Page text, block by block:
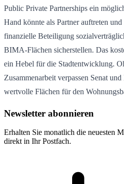
Public Private Partnerships ein
Hand könnte als Partner auftreten
finanzielle Beteiligung
BIMA-Flächen sicherstellen. Das
ein Hebel für die Stadtentwicklung.
Zusammenarbeit verpassen Senat
wertvolle Flächen für den
Newsletter abonnieren
Erhalten Sie monatlich die neuesten
direkt in Ihr Postfach.